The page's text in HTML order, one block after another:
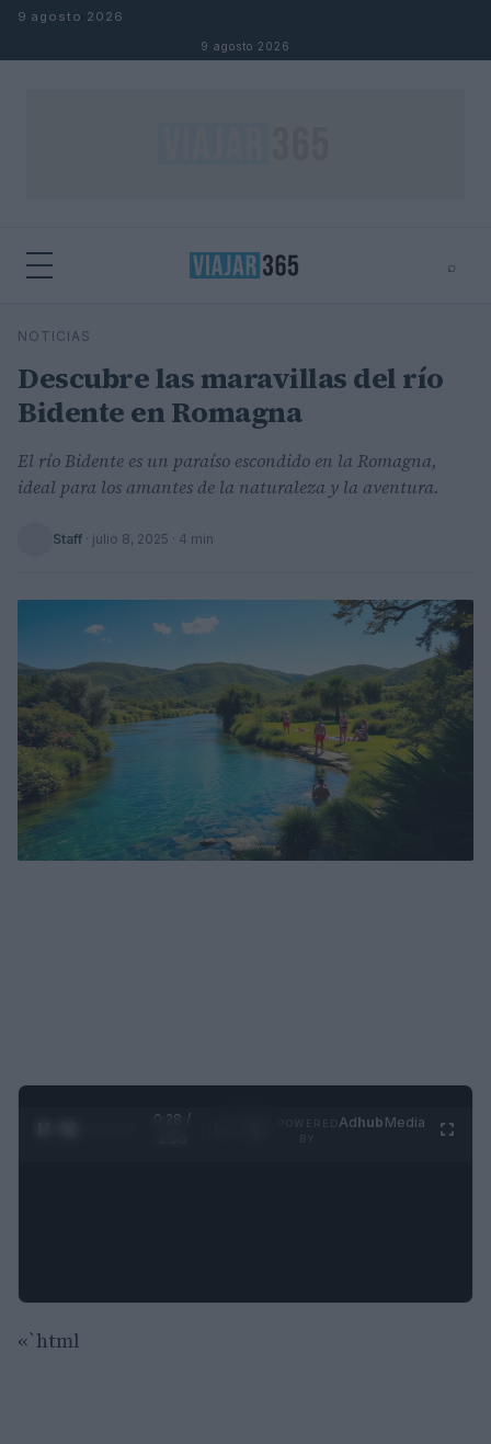
Saltar al contenido
9 agosto 2026
9 agosto 2026
⌕
Buscar
NOTICIAS
Descubre las maravillas del río
Bidente en Romagna
El río Bidente es un paraíso escondido en la Romagna,
ideal para los amantes de la naturaleza y la aventura.
Staff · julio 8, 2025 · 4 min
0:29 /
Adhub Media
«`html